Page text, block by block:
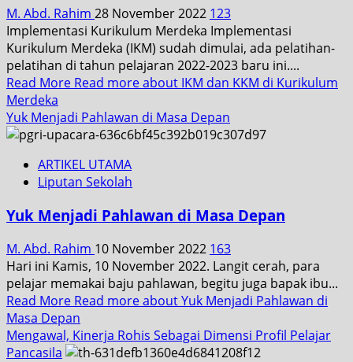
M. Abd. Rahim 28 November 2022 123
Implementasi Kurikulum Merdeka Implementasi
Kurikulum Merdeka (IKM) sudah dimulai, ada pelatihan-
pelatihan di tahun pelajaran 2022-2023 baru ini....
Read More Read more about IKM dan KKM di Kurikulum
Merdeka
Yuk Menjadi Pahlawan di Masa Depan
ARTIKEL UTAMA
Liputan Sekolah
Yuk Menjadi Pahlawan di Masa Depan
M. Abd. Rahim 10 November 2022 163
Hari ini Kamis, 10 November 2022. Langit cerah, para
pelajar memakai baju pahlawan, begitu juga bapak ibu...
Read More Read more about Yuk Menjadi Pahlawan di
Masa Depan
Mengawal, Kinerja Rohis Sebagai Dimensi Profil Pelajar
Pancasila